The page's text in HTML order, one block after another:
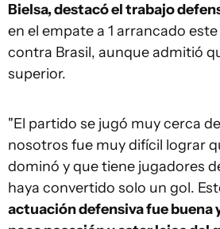
Bielsa, destacó el trabajo
en el empate a 1 arrancado
contra Brasil, aunque admitió
superior.
"El partido se jugó muy cerca
nosotros fue muy difícil lograr
dominó y que tiene jugadores
haya convertido solo un gol.
actuación defensiva fue buena